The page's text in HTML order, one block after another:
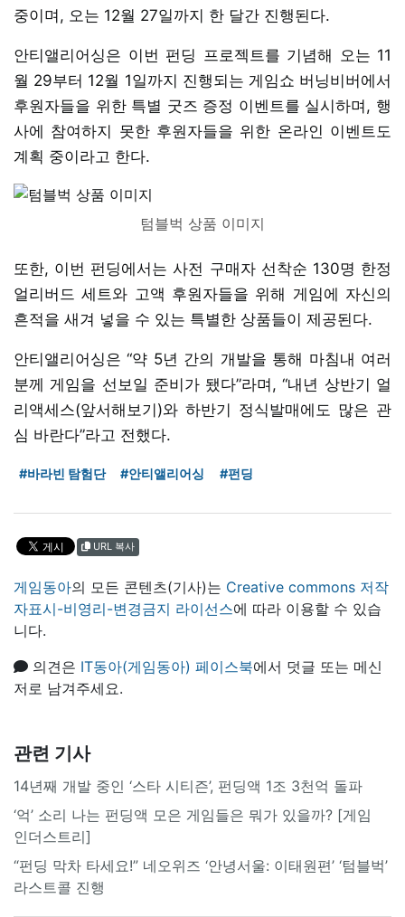
중이며, 오는 12월 27일까지 한 달간 진행된다.
안티앨리어싱은 이번 펀딩 프로젝트를 기념해 오는 11
월 29부터 12월 1일까지 진행되는 게임쇼 버닝비버에서
후원자들을 위한 특별 굿즈 증정 이벤트를 실시하며, 행
사에 참여하지 못한 후원자들을 위한 온라인 이벤트도
계획 중이라고 한다.
텀블벅 상품 이미지
또한, 이번 펀딩에서는 사전 구매자 선착순 130명 한정
얼리버드 세트와 고액 후원자들을 위해 게임에 자신의
흔적을 새겨 넣을 수 있는 특별한 상품들이 제공된다.
안티앨리어싱은 “약 5년 간의 개발을 통해 마침내 여러
분께 게임을 선보일 준비가 됐다”라며, “내년 상반기 얼
리액세스(앞서해보기)와 하반기 정식발매에도 많은 관
심 바란다”라고 전했다.
#바라빈 탐험단 #안티앨리어싱 #펀딩
URL 복사
게임동아의 모든 콘텐츠(기사)는 Creative commons 저작
자표시-비영리-변경금지 라이선스에 따라 이용할 수 있습
니다.
의견은 IT동아(게임동아) 페이스북에서 덧글 또는 메신
저로 남겨주세요.
관련 기사
14년째 개발 중인 ‘스타 시티즌’, 펀딩액 1조 3천억 돌파
‘억’ 소리 나는 펀딩액 모은 게임들은 뭐가 있을까? [게임
인더스트리]
“펀딩 막차 타세요!” 네오위즈 ‘안녕서울: 이태원편’ ‘텀블벅’
라스트콜 진행